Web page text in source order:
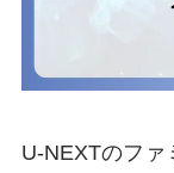
U-NEXTのファ